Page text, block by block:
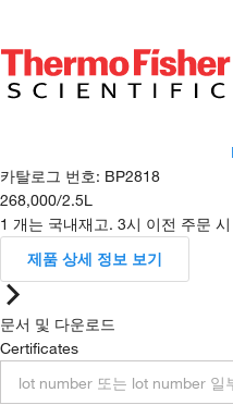
카탈로그 번호: BP2818
268,000/2.5L
1 개는 국내재고. 3시 이전 주문
제품 상세 정보 보기
문서 및 다운로드
Certificates